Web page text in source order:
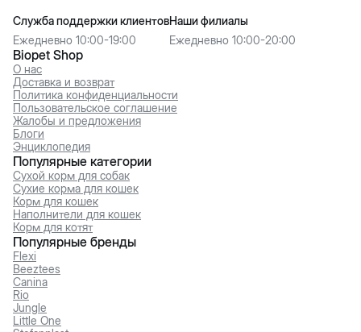
Biopet Shop
О нас
Доставка и возврат
Политика конфиденциальности
Пользовательское соглашение
Жалобы и предложения
Блоги
Энциклопедия
Служба поддержки клиентов
Ежедневно 10:00-19:00
Наши филиалы
Ежедневно 10:00-20:00
Популярные категории
Сухой корм для собак
Сухие корма для кошек
Корм для кошек
Наполнители для кошек
Корм для котят
Популярные бренды
Flexi
Beeztees
Canina
Rio
Jungle
Little One